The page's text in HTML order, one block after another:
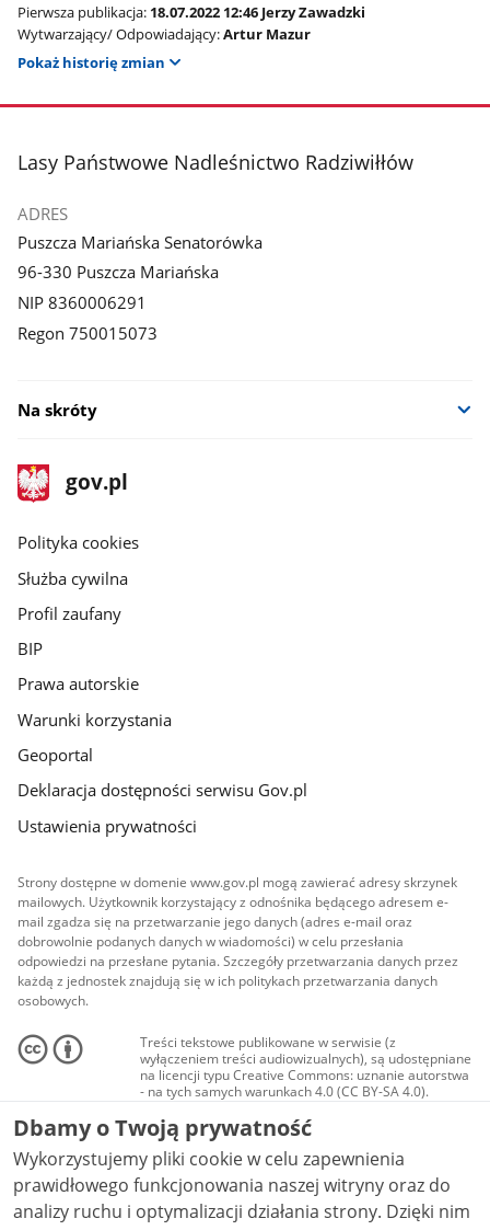
Pierwsza publikacja: 18.07.2022 12:46 Jerzy Zawadzki
Wytwarzający/ Odpowiadający:Artur Mazur
Pokaż historię zmian
stopka
Lasy Państwowe Nadleśnictwo Radziwiłłów
ADRES
Puszcza Mariańska Senatorówka
96-330 Puszcza Mariańska
NIP 8360006291
Regon 750015073
Na skróty
stopka
gov.pl
Strona
gov.pl
gov.pl
Polityka cookies
Służba cywilna
Profil zaufany
BIP
Prawa autorskie
Warunki korzystania
Geoportal
Deklaracja dostępności serwisu Gov.pl
Ustawienia prywatności
Strony dostępne w domenie www.gov.pl mogą zawierać adresy skrzynek
mailowych. Użytkownik korzystający z odnośnika będącego adresem e-
mail zgadza się na przetwarzanie jego danych (adres e-mail oraz
dobrowolnie podanych danych w wiadomości) w celu przesłania
odpowiedzi na przesłane pytania. Szczegóły przetwarzania danych przez
każdą z jednostek znajdują się w ich politykach przetwarzania danych
osobowych.
Treści tekstowe publikowane w serwisie (z
wyłączeniem treści audiowizualnych), są udostępniane
na licencji typu Creative Commons: uznanie autorstwa
- na tych samych warunkach 4.0 (CC BY-SA 4.0).
Materiały audiowizualne, w tym zdjęcia, materiały
audio i wideo, są udostępniane na licencji typu
Creative Commons: uznanie autorstwa użycie
niekomercyjne - bez utworów zależnych 4.0 (CC BY-
NC-ND 4.0), o ile nie jest to stwierdzone inaczej.
Dbamy o Twoją prywatność
Wykorzystujemy pliki cookie w celu zapewnienia
prawidłowego funkcjonowania naszej witryny oraz do
analizy ruchu i optymalizacji działania strony. Dzięki nim